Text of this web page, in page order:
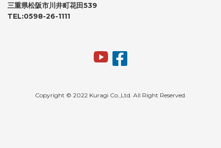
三重県松阪市川井町花田539
TEL:0598-26-1111
Copyright © 2022 Kuragi Co.,Ltd. All Right Reserved.